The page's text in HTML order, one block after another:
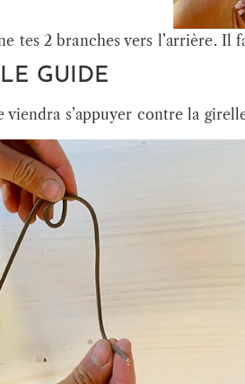
tes 2 branches vers l’arrière.
GUIDE
s’appuyer contre la